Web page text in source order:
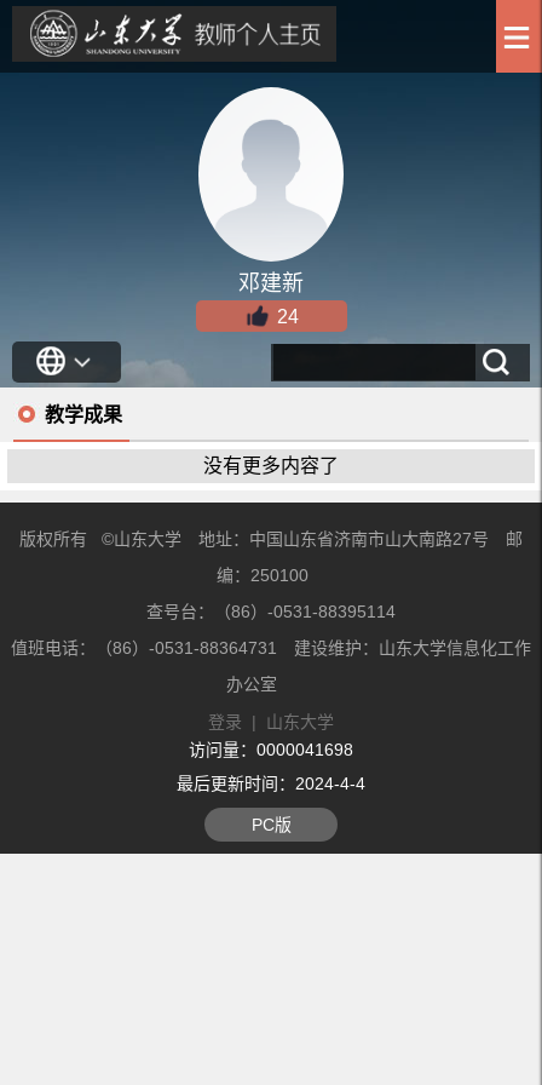
邓建新
24
教学成果
没有更多内容了
版权所有 ©山东大学 地址：中国山东省济南市山大南路27号 邮
编：250100
查号台：（86）-0531-88395114
值班电话：（86）-0531-88364731 建设维护：山东大学信息化工作
办公室
登录 | 山东大学
访问量： 0000041698
最后更新时间： 2024-4-4
PC版